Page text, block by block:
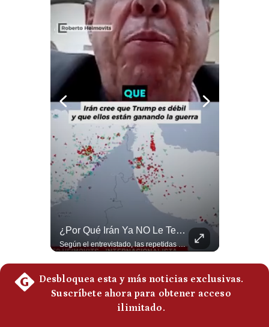
Fotogalerías
Privacidad
¿Por Qué Irán Ya NO Le Teme A Donald Trump? | #radar24